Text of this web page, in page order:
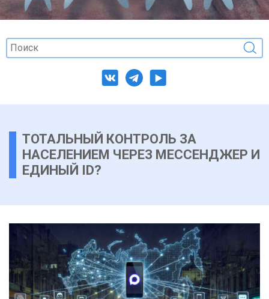
ТОТАЛЬНЫЙ КОНТРОЛЬ ЗА
НАСЕЛЕНИЕМ ЧЕРЕЗ МЕССЕНДЖЕР И
ЕДИНЫЙ ID?